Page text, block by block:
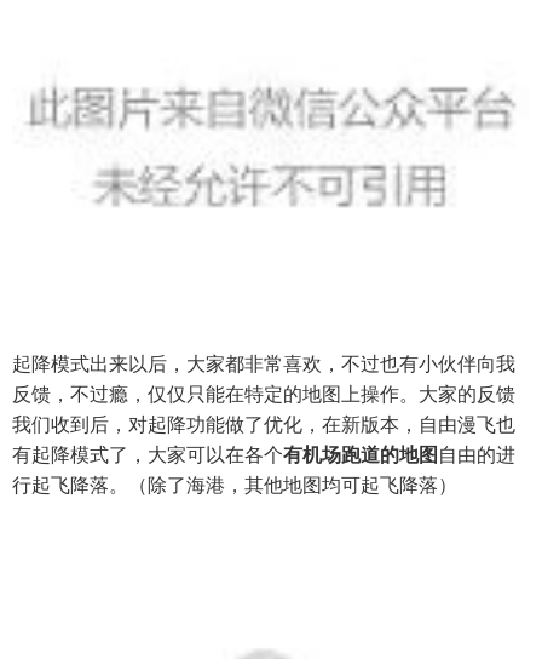
起降模式出来以后，大家都非常喜欢，不过也有小伙伴向我
反馈，不过瘾，仅仅只能在特定的地图上操作。大家的反馈
我们收到后，对起降功能做了优化，在新版本，自由漫飞也
有起降模式了，大家可以在各个有机场跑道的地图 自由的进
行起飞降落。
（除了海港，其他地图均可起飞降落）